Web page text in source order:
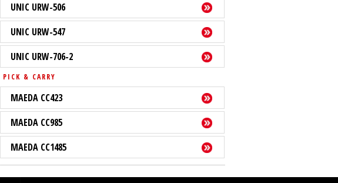
UNIC URW-506
UNIC URW-547
UNIC URW-706-2
PICK & CARRY
MAEDA CC423
MAEDA CC985
MAEDA CC1485